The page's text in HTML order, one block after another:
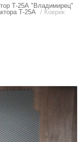
Т-25А "Владимирец"
Т-25А
/ Коврик